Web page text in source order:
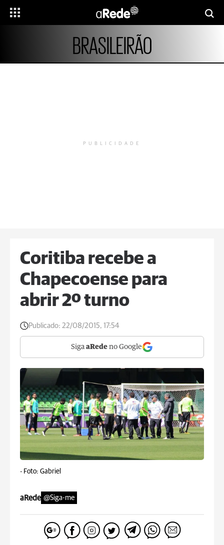
BRASILEIRÃO
PUBLICIDADE
Coritiba recebe a
Chapecoense para
abrir 2º turno
Publicado: 22/08/2015, 17:54
Siga aRede no Google
- Foto: Gabriel
aRede @Siga-me